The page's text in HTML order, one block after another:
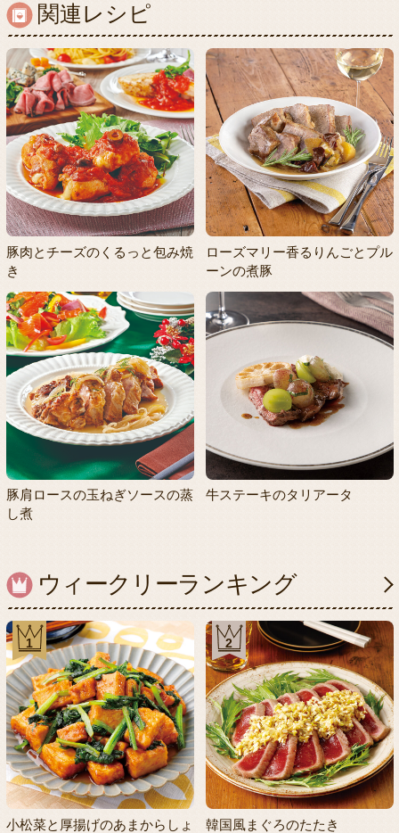
関連レシピ
豚肉とチーズのくるっと包み焼
き
ローズマリー香るりんごとプル
ーンの煮豚
豚肩ロースの玉ねぎソースの蒸
し煮
牛ステーキのタリアータ
ウィークリーランキング
1
小松菜と厚揚げのあまからしょ
2
韓国風まぐろのたたき